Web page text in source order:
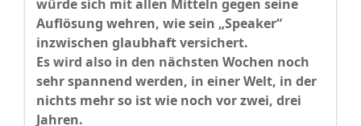
würde sich mit allen Mitteln gegen seine
Auflösung wehren, wie sein „Speaker“
inzwischen glaubhaft versichert.
Es wird also in den nächsten Wochen noch
sehr spannend werden, in einer Welt, in der
nichts mehr so ist wie noch vor zwei, drei
Jahren.